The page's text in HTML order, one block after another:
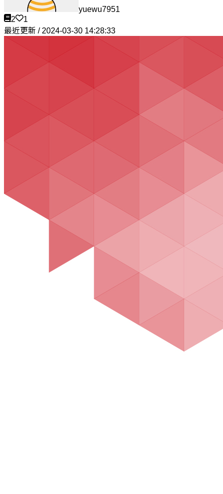
yuewu7951
2
1
最近更新 / 2024-03-30 14:28:33